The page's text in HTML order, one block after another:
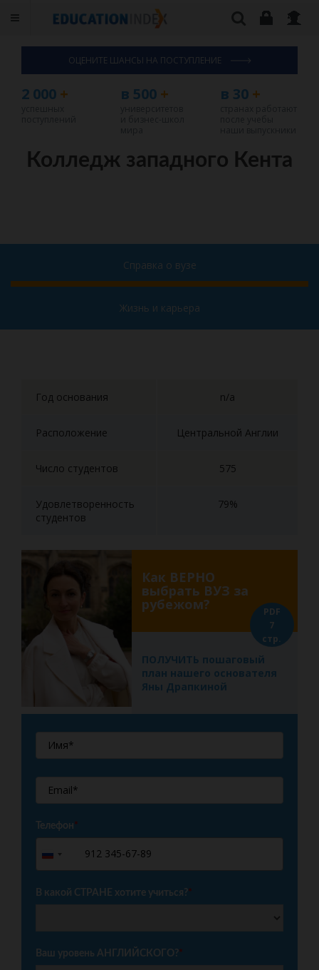
ОЦЕНИТЕ ШАНСЫ НА ПОСТУПЛЕНИЕ
2 000 + в 500 + в 30+
Колледж западного Кента
Справка о вузе
Жизнь и карьера
Год основания n/a
Расположение Центральной Англии
Число студентов 575
Удовлетворенность
студентов
79%
Как ВЕРНО
выбрать ВУЗ за
рубежом?
ПОЛУЧИТЬ пошаговый
план нашего основателя
Яны Драпкиной
PDF
7
стр.
Телефон*
Russia
+7
В какой СТРАНЕ хотите учиться?*
Ваш уровень АНГЛИЙСКОГО?*